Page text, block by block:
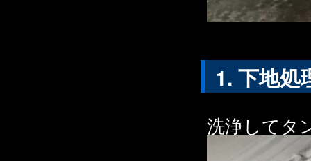
下地処
洗浄してタ